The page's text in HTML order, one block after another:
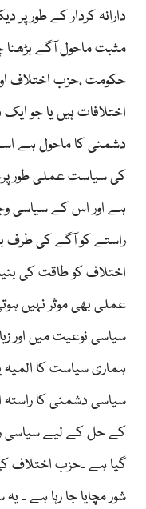
دارانہ کردار کے طور پر
مثبت ماحول آگے بڑھنا
حکومت ،حزب اختلاف
اختلافات ہیں یا جو
دشمنی کا ماحول ہے
کی سیاست عملی طور
ہے اور اس کے سیاسی
راستے کو آگے کی طرف
اختلاف کو طاقت کی
عملی بھی موثر نہیں
سیاسی نوعیت میں اور
ہماری سیاست کا المیہ
سیاسی دشمنی کا راستہ
کے حل کے لیے سیاسی
گیا ہے ۔حزب اختلاف کی
شور مچایا جا رہا ہے ۔